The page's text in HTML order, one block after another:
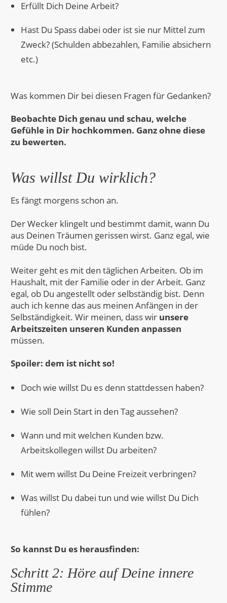
Erfüllt Dich Deine Arbeit?
Hast Du Spass dabei oder ist sie nur Mittel zum
Zweck? (Schulden abbezahlen, Familie absichern
etc.)
Was kommen Dir bei diesen Fragen für Gedanken?
Beobachte Dich genau und schau, welche
Gefühle in Dir hochkommen. Ganz ohne diese
zu bewerten.
Was willst Du wirklich?
Es fängt morgens schon an.
Der Wecker klingelt und bestimmt damit, wann Du
aus Deinen Träumen gerissen wirst. Ganz egal, wie
müde Du noch bist.
Weiter geht es mit den täglichen Arbeiten. Ob im
Haushalt, mit der Familie oder in der Arbeit. Ganz
egal, ob Du angestellt oder selbständig bist. Denn
auch ich kenne das aus meinen Anfängen in der
Selbständigkeit. Wir meinen, dass wir unsere
Arbeitszeiten unseren Kunden anpassen
müssen.
Spoiler: dem ist nicht so!
Doch wie willst Du es denn stattdessen haben?
Wie soll Dein Start in den Tag aussehen?
Wann und mit welchen Kunden bzw.
Arbeitskollegen willst Du arbeiten?
Mit wem willst Du Deine Freizeit verbringen?
Was willst Du dabei tun und wie willst Du Dich
fühlen?
So kannst Du es herausfinden:
Schritt 2: Höre auf Deine innere
Stimme